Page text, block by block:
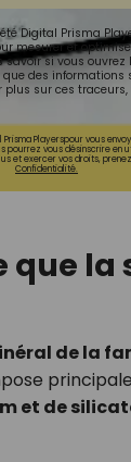
Digital Prisma
mesurer et
si vous ouvrez
des informations
plus sur ces
Playerspour vous
pourrez vous désinscrire en
et exercer vos droits,
Confidentialité.
que
de la
et de